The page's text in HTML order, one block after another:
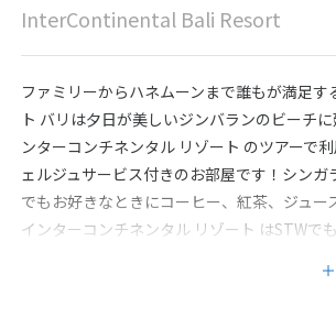
スロヴァキア アイスランド
リトアニア ギリシャ
モンテネグロ ブルガリア
ボスニア・ヘルツェゴビナ セルビア
InterContinental Bali Resort
ファミリーからハネムーンまで誰もが満足
ト バリは夕日が美しいジンバランのビーチ
ンターコンチネンタル リゾート のツアーで
ェルジュサービス付きのお部屋です！シン
でもお好きなときにコーヒー、紅茶、ジュー
インターコンチネンタル リゾート はSTWで